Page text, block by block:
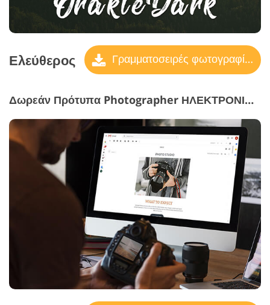
Ελεύθερος Γραμματοσειρές φωτογραφίας
Δωρεάν Πρότυπα Photographer ΗΛΕΚΤΡΟΝΙΚΗ ΔΙΕΥΘΥΝΣΗ